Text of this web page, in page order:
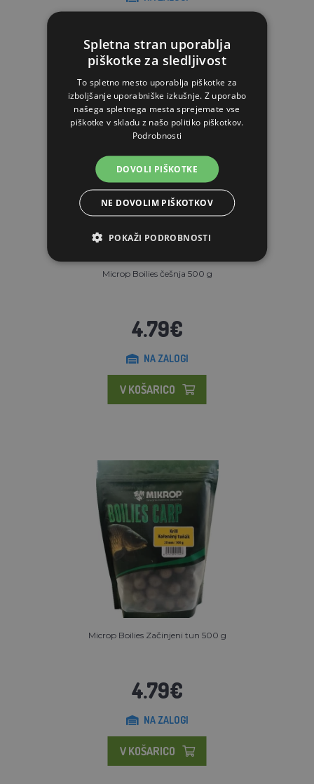
Microp Boilies češnja 500 g
4.79€
NA ZALOGI
V KOŠARICO
Microp Boilies Začinjeni tun 500 g
4.79€
NA ZALOGI
V KOŠARICO
Spletna stran uporablja
piškotke za sledljivost
To spletno mesto uporablja piškotke za
izboljšanje uporabniške izkušnje. Z uporabo
našega spletnega mesta sprejemate vse
piškotke v skladu z našo politiko piškotkov.
Podrobnosti
DOVOLI PIŠKOTKE
NE DOVOLIM PIŠKOTKOV
POKAŽI PODROBNOSTI